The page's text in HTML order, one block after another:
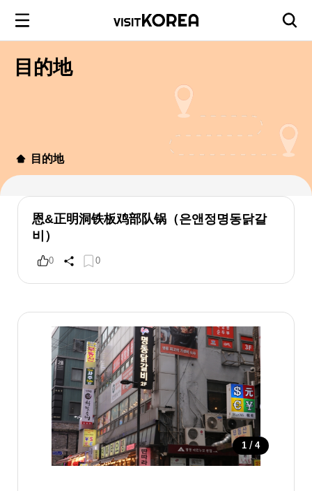
目的地
目的地
恩&正明洞铁板鸡部队锅（은앤정명동닭갈
비）
0 0
1 / 4